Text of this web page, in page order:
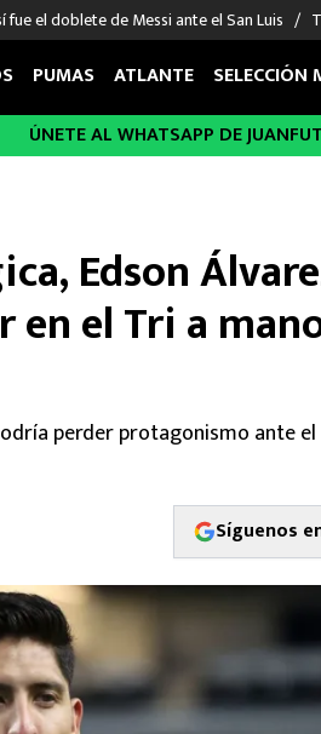
fue el doblete de Messi ante el San Luis
EXTRANJERO FIGURAS
Sergio Ramos
Giorgos
André Jardine
PUMAS ATLANTE SELECCIÓN
ÚNETE AL WHATSAPP DE
Edson
el Tri a
perder protagonismo ante el
Síguenos